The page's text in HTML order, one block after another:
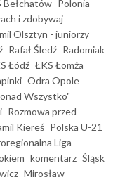
Bełchatów Polonia
i zdobywaj
Olsztyn - juniorzy
Rafał Śledź Radomiak
Łódź ŁKS Łomża
Odra Opole
Wszystko"
Rozmowa przed
Kiereś Polska U-21
Liga
komentarz Śląsk
Mirosław